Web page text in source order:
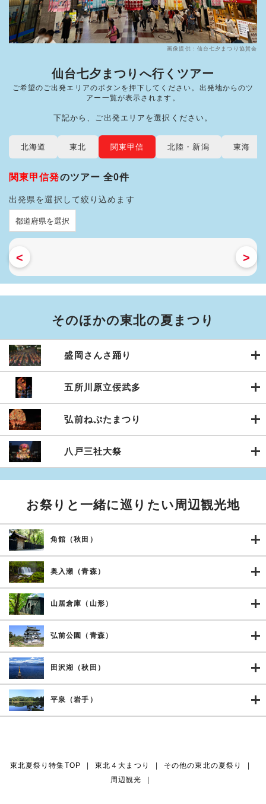
画像提供：仙台七夕まつり協賛会
仙台七夕まつりへ行くツアー
ご希望のご出発エリアのボタンを押下してください。出発地からのツ
アー一覧が表示されます。
下記から、ご出発エリアを選択ください。
北海道 東北 関東甲信 北陸・新潟 東海
関東甲信発のツアー 全0件
出発県を選択して絞り込めます
< >
そのほかの東北の夏まつり
盛岡さんさ踊り
五所川原立佞武多
弘前ねぷたまつり
八戸三社大祭
お祭りと一緒に巡りたい周辺観光地
角館（秋田）
奥入瀬（青森）
山居倉庫（山形）
弘前公園（青森）
田沢湖（秋田）
平泉（岩手）
東北夏祭り特集TOP 東北４大まつり その他の東北の夏祭り
周辺観光